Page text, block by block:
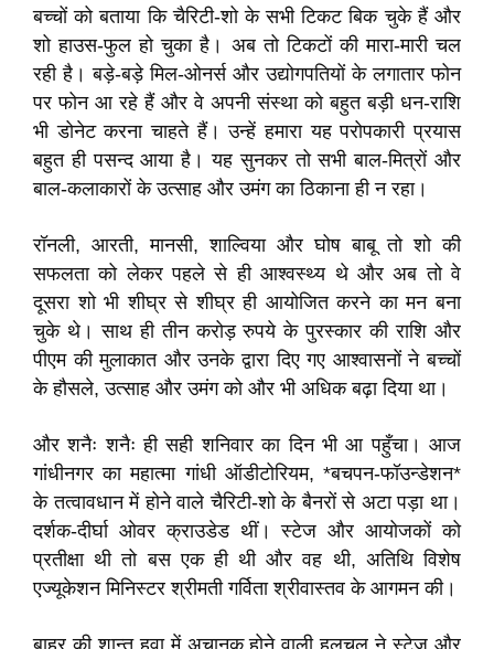
बच्चों को बताया कि चैरिटी-शो के सभी टिकट बिक चुके हैं और
शो हाउस-फुल हो चुका है। अब तो टिकटों की मारा-मारी चल
रही है। बड़े-बड़े मिल-ओनर्स और उद्योगपतियों के लगातार फोन
पर फोन आ रहे हैं और वे अपनी संस्था को बहुत बड़ी धन-राशि
भी डोनेट करना चाहते हैं। उन्हें हमारा यह परोपकारी प्रयास
बहुत ही पसन्द आया है। यह सुनकर तो सभी बाल-मित्रों और
बाल-कलाकारों के उत्साह और उमंग का ठिकाना ही न रहा।
रॉनली, आरती, मानसी, शाल्विया और घोष बाबू तो शो की
सफलता को लेकर पहले से ही आश्वस्थ्य थे और अब तो वे
दूसरा शो भी शीघ्र से शीघ्र ही आयोजित करने का मन बना
चुके थे। साथ ही तीन करोड़ रुपये के पुरस्कार की राशि और
पीएम की मुलाकात और उनके द्वारा दिए गए आश्वासनों ने बच्चों
के हौसले, उत्साह और उमंग को और भी अधिक बढ़ा दिया था।
और शनैः शनैः ही सही शनिवार का दिन भी आ पहुँचा। आज
गांधीनगर का महात्मा गांधी ऑडीटोरियम, *बचपन-फॉउन्डेशन*
के तत्वावधान में होने वाले चैरिटी-शो के बैनरों से अटा पड़ा था।
दर्शक-दीर्घा ओवर क्राउडेड थीं। स्टेज और आयोजकों को
प्रतीक्षा थी तो बस एक ही थी और वह थी, अतिथि विशेष
एज्यूकेशन मिनिस्टर श्रीमती गर्विता श्रीवास्तव के आगमन की।
बाहर की शान्त हवा में अचानक होने वाली हलचल ने स्टेज और